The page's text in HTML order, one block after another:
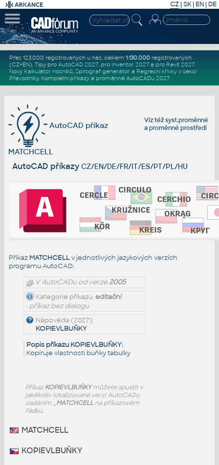
CZ | SK| EN | DE
Přes 123.000 registrovaných u nás, celkem 1.130.000registrovaných
(CZ+EN). Tipy pro AutoCAD 2027, pro Inventor 2027a pro Revit 2027.
Nový Kalkulátor nosníků, Spirograf generátor a Regresní křivkyv sekci
Převodníky. Kompletní příkazya proměnné AutoCADu 2027.
Viz téžsyst.proměnné
aproměnné prostředí
AutoCAD příkaz
MATCHCELL
AutoCAD příkazy CZ/EN/DE/FR/IT/ES/PT/PL/HU
Příkaz MATCHCELLv jednotlivých jazykových verzích
programu AutoCAD:
V AutoCADu od verze2005
Kategorie příkazu: editační
• příkaz bez dialogu
Nápověda (2027):
KOPIEVLBUŇKY
Popis příkazu KOPIEVLBUŇKY:
Kopíruje vlastnosti buňky tabulky
PříkazKOPIEVLBUŇKYmůžete spustit v
jakékoliv lokalizované verzi AutoCADu
zadáním _MATCHCELLna příkazovém
řádku.
MATCHCELL
KOPIEVLBUŇKY